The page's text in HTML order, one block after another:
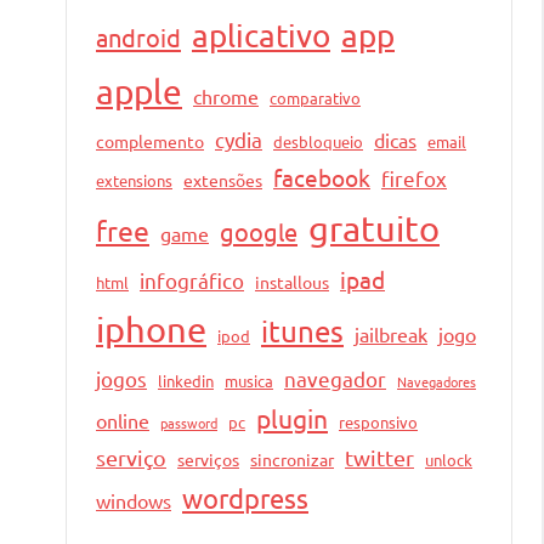
android aplicativo app
apple chrome comparativo
complemento cydia desbloqueio dicas email
extensions extensões facebook firefox
free game google gratuito
html infográfico installous ipad
iphone ipod itunes jailbreak jogo
jogos linkedin musica navegador Navegadores
online password pc plugin responsivo
serviço serviços sincronizar twitter unlock
windows wordpress